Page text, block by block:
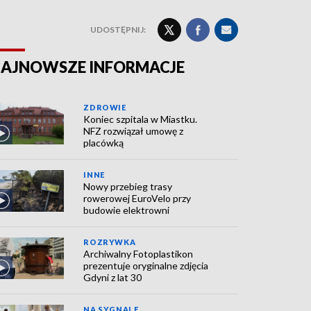
UDOSTĘPNIJ:
INFORMACJE
ZDROWIE
Koniec szpitala w Miastku.
NFZ rozwiązał umowę z
placówką
INNE
Nowy przebieg trasy
rowerowej EuroVelo przy
budowie elektrowni
ROZRYWKA
Archiwalny Fotoplastikon
prezentuje oryginalne zdjęcia
Gdyni z lat 30